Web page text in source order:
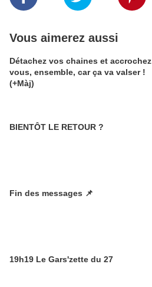
Vous aimerez aussi
Détachez vos chaines et accrochez
vous, ensemble, car ça va valser !
(+Màj)
BIENTÔT LE RETOUR ?
Fin des messages 📌
19h19 Le Gars'zette du 27